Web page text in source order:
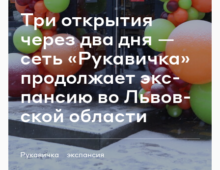
Три от­кры­тия
через два дня —
сеть «Ру­ка­вич­ка»
про­дол­жа­ет экс­
пан­сию во Львов­
ской об­ла­сти
Теги:
Рукавичка экспансия
Email
Пароль
Забыли пароль?
ВОЙТИ